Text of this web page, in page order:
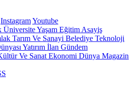
InstagramYoutube
ÜniversiteYaşam Eğitim Asayiş
Tarım Ve Sanayi Belediye Teknoloji
Yatırım İlan Gündem
Ve Sanat Ekonomi Dünya Magazin